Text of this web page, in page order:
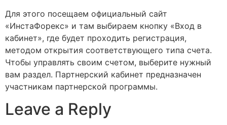
Для этого посещаем официальный сайт
«ИнстаФорекс» и там выбираем кнопку «Вход в
кабинет», где будет проходить регистрация,
методом открытия соответствующего типа счета.
Чтобы управлять своим счетом, выберите нужный
вам раздел. Партнерский кабинет предназначен
участникам партнерской программы.
Leave a Reply